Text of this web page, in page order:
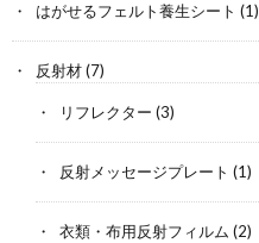
はがせるフェルト養生シート (1)
反射材(7)
リフレクター (3)
反射メッセージプレート (1)
衣類・布用反射フィルム (2)